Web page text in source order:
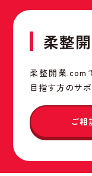
柔整
柔整開業.com
目指す方のサ
ご相